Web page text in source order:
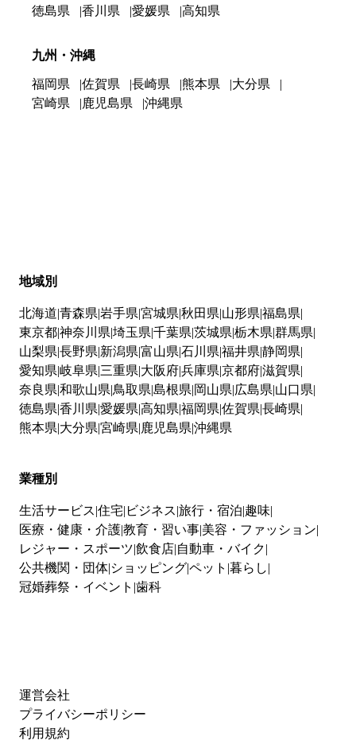
徳島県
香川県 愛媛県 高知県
九州・沖縄
福岡県 佐賀県 長崎県 熊本県
大分県
宮崎県
鹿児島県 沖縄県
地域別
北海道 青森県 岩手県 宮城県 秋田県 山形県 福島県
東京都神奈川県 埼玉県 千葉県 茨城県 栃木県 群馬県
山梨県 長野県 新潟県 富山県 石川県 福井県 静岡県
愛知県 岐阜県 三重県 大阪府兵庫県 京都府滋賀県
奈良県 和歌山県 鳥取県 島根県 岡山県 広島県 山口県
徳島県 香川県 愛媛県 高知県 福岡県 佐賀県 長崎県
熊本県 大分県 宮崎県 鹿児島県 沖縄県
業種別
生活サービス 住宅 ビジネス 旅行・宿泊 趣味
医療・健康・介護教育・習い事 美容・ファッション
レジャー・スポーツ 飲食店 自動車・バイク
公共機関・団体 ショッピングペット 暮らし
冠婚葬祭・イベント 歯科
運営会社
プライバシーポリシー
利用規約